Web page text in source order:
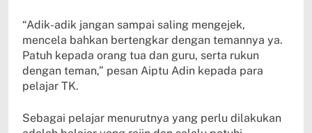
“Adik-adik jangan sampai saling mengejek,
mencela bahkan bertengkar dengan temannya ya.
Patuh kepada orang tua dan guru, serta rukun
dengan teman,” pesan Aiptu Adin kepada para
pelajar TK.
Sebagai pelajar menurutnya yang perlu dilakukan